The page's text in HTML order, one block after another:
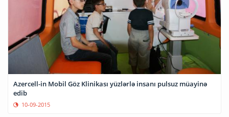
Azercell-in Mobil Göz Klinikası yüzlərlə insanı pulsuz müayinə
edib
10-09-2015